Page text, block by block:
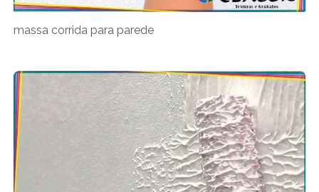
massa corrida para parede